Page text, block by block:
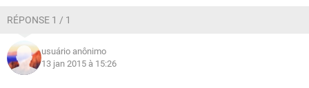
RÉPONSE 1 / 1
usuário anônimo
13 jan 2015 à 15:26